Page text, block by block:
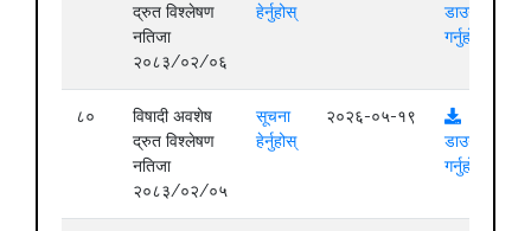
द्रुत विश्लेषण
नतिजा
२०८३/०२/०६
हेर्नुहोस्
डाउनलोड
गर्नुहोस्
८०
विषादी अवशेष
द्रुत विश्लेषण
नतिजा
२०८३/०२/०५
सूचना
हेर्नुहोस्
२०२६-०५-१९
डाउनलोड
गर्नुहोस्